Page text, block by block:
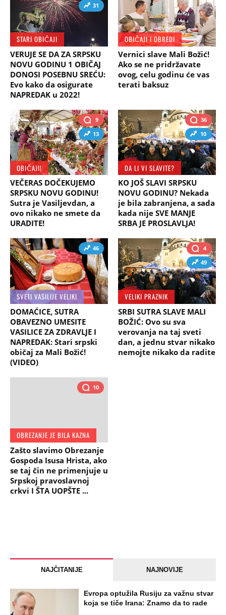
31
STARI OBIČAJI
VERUJE SE DA ZA SRPSKU
NOVU GODINU 1 OBIČAJ
DONOSI POSEBNU SREĆU:
Evo kako da osigurate
NAPREDAK u 2022!
OBIČAJI I OBREDI
Vernici slave Mali Božić!
Ako se ne pridržavate
ovog, celu godinu će vas
terati baksuz
9
13
OBIČAJI!
VEČERAS DOČEKUJEMO
SRPSKU NOVU GODINU!
Sutra je Vasiljevdan, a
ovo nikako ne smete da
URADITE!
36
10
DA LI VI SLAVITE?
KO JOŠ SLAVI SRPSKU
NOVU GODINU? Nekada
je bila zabranjena, a sada
kada nije SVE MANJE
SRBA JE PROSLAVLJA!
46
SVETI VASILIJE VELIKI
DOMAĆICE, SUTRA
OBAVEZNO UMESITE
VASILICE ZA ZDRAVLJE I
NAPREDAK: Stari srpski
običaj za Mali Božić!
(VIDEO)
4
49
VELIKI PRAZNIK
SRBI SUTRA SLAVE MALI
BOŽIĆ: Ovo su sva
verovanja na taj sveti
dan, a jednu stvar nikako
nemojte nikako da radite
10
OBREZANJE JE BILA KAZNA
Zašto slavimo Obrezanje
Gospoda Isusa Hrista, ako
se taj čin ne primenjuje u
Srpskoj pravoslavnoj
crkvi I ŠTA UOPŠTE ...
NAJČITANIJE NAJNOVIJE
Evropa optužila Rusiju za važnu stvar
koja se tiče Irana: Znamo da to rade